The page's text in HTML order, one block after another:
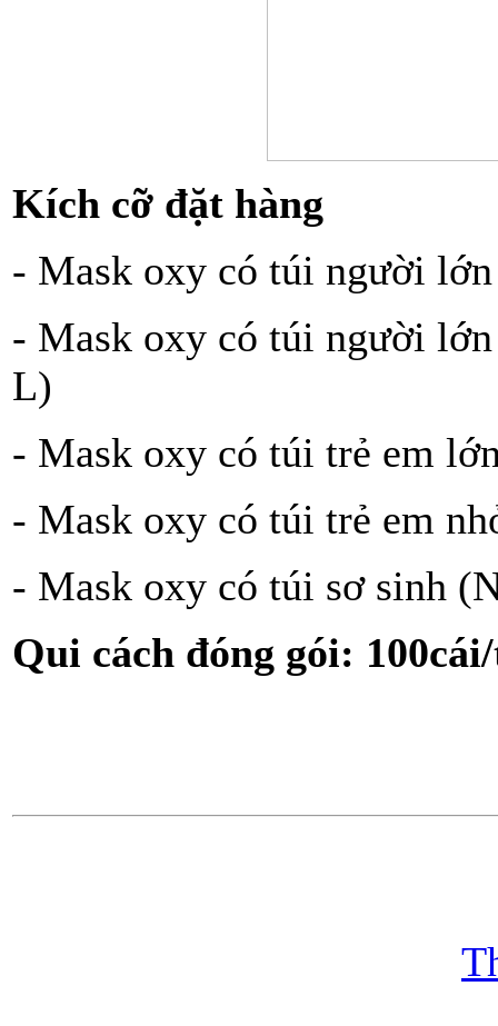
Kích cỡ đặt hàng
- Mask oxy có túi người
- Mask oxy có túi người
L)
- Mask oxy có túi trẻ em
- Mask oxy có túi trẻ em
- Mask oxy có túi sơ sinh
Qui cách đóng gói: